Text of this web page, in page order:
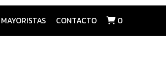
MAYORISTAS CONTACTO 0